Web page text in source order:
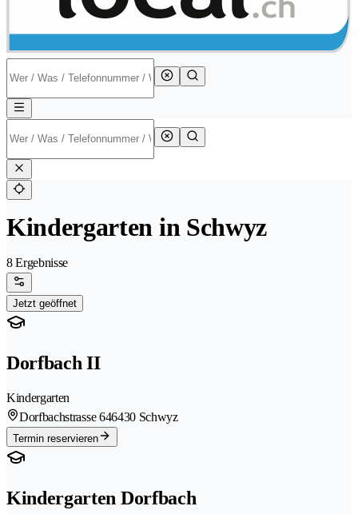
Kindergarten in Schwyz
8 Ergebnisse
Jetzt geöffnet
Dorfbach II
Kindergarten
Dorfbachstrasse 646430 Schwyz
Termin reservieren
Kindergarten Dorfbach